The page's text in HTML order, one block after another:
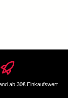
ab 30€ Einkaufswert